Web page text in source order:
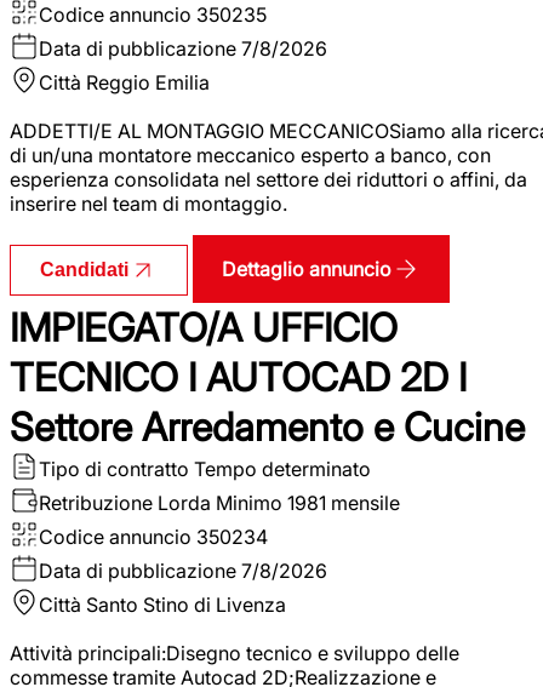
Codice annuncio 350235
Data di pubblicazione 7/8/2026
Città Reggio Emilia
ADDETTI/E AL MONTAGGIO MECCANICOSiamo alla
di un/una montatore meccanico esperto a banco, con
esperienza consolidata nel settore dei riduttori o affini, da
inserire nel team di montaggio.
Candidati Dettaglio annuncio
IMPIEGATO/A UFFICIO
TECNICO I AUTOCAD 2D I
Settore Arredamento e Cucine
Tipo di contratto Tempo determinato
Retribuzione Lorda Minimo 1981 mensile
Codice annuncio 350234
Data di pubblicazione 7/8/2026
Città Santo Stino di Livenza
Attività principali:Disegno tecnico e sviluppo delle
commesse tramite Autocad 2D;Realizzazione e